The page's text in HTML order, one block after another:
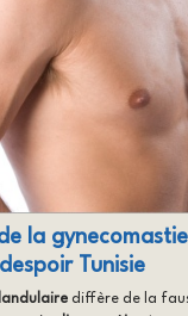
la
Tunisie
diffère de la